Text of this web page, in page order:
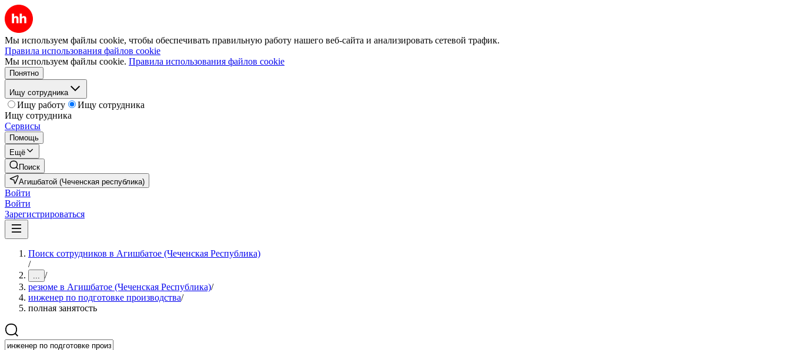
Мы используем файлы cookie, чтобы обеспечивать правильную работу нашего веб-сайта и анализировать сетевой трафик.
Правила использования файлов cookie
Мы используем файлы cookie. Правила использования файлов cookie
Понятно
Ищу сотрудника
Ищу работу
Ищу сотрудника
Ищу сотрудника
Сервисы
Помощь
Ещё
Поиск
Агишбатой (Чеченская республика)
Войти
Войти
Зарегистрироваться
Поиск сотрудников в Агишбатое (Чеченская Республика)
/
... /
резюме в Агишбатое (Чеченская Республика)/
инженер по подготовке производства/
полная занятость